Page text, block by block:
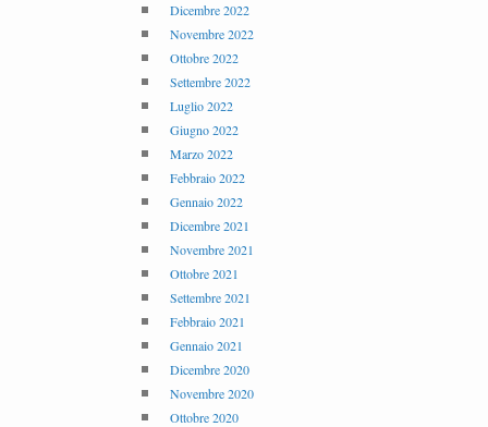
Dicembre 2022
Novembre 2022
Ottobre 2022
Settembre 2022
Luglio 2022
Giugno 2022
Marzo 2022
Febbraio 2022
Gennaio 2022
Dicembre 2021
Novembre 2021
Ottobre 2021
Settembre 2021
Febbraio 2021
Gennaio 2021
Dicembre 2020
Novembre 2020
Ottobre 2020